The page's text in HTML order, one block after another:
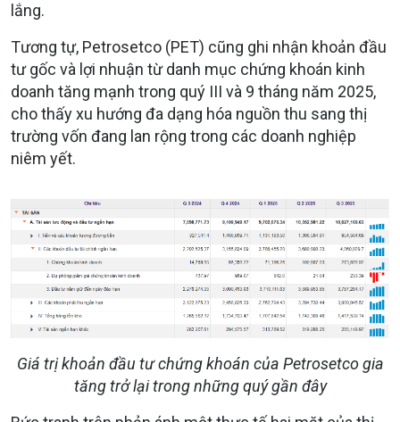
lắng.
Tương tự, Petrosetco (PET) cũng ghi nhận khoản đầu
tư gốc và lợi nhuận từ danh mục chứng khoán kinh
doanh tăng mạnh trong quý III và 9 tháng năm 2025,
cho thấy xu hướng đa dạng hóa nguồn thu sang thị
trường vốn đang lan rộng trong các doanh nghiệp
niêm yết.
Giá trị khoản đầu tư chứng khoán của Petrosetco gia
tăng trở lại trong những quý gần đây